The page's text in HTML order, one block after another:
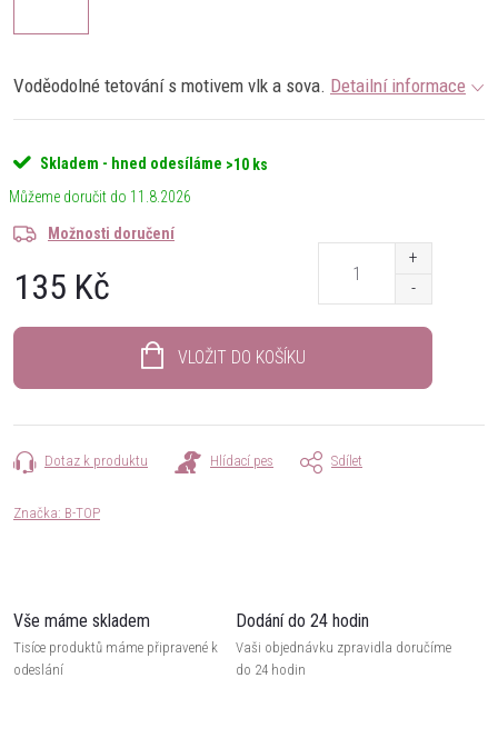
Voděodolné tetování s motivem vlk a sova. Detailní informace
Skladem - hned odesíláme >10 ks
11.8.2026
Možnosti doručení
135 Kč
VLOŽIT DO KOŠÍKU
Dotaz k produktu Hlídací pes Sdílet
Značka: B-TOP
Vše máme skladem
Tisíce produktů máme připravené k
odeslání
Dodání do 24 hodin
Vaši objednávku zpravidla doručíme
do 24 hodin